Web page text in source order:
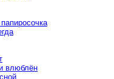
влюблён